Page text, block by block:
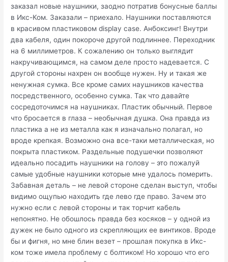
заказал новые наушники, заодно потратив бонусные баллы
в Икс-Ком. Заказали – приехало. Наушники поставляются
в красивом пластиковом display case. Анбоксинг! Внутри
два кабеля, один покороче другой подлиннее. Переходник
на 6 миллиметров. К сожалению он только выглядит
накручивающимся, на самом деле просто надевается. С
другой стороны нахрен он вообще нужен. Ну и такая же
ненужная сумка. Все кроме самих наушников качества
посредственного, особенно сумка. Так что давайте
сосредоточимся на наушниках. Пластик обычный. Первое
что бросается в глаза – необычная душка. Она правда из
пластика а не из металла как я изначально полагал, но
вроде крепкая. Возможно она все-таки металлическая, но
покрыта пластиком. Раздельные подушечки позволяют
идеально посадить наушники на голову – это пожалуй
самые удобные наушники которые мне удалось померить.
Забавная деталь – не левой стороне сделан выступ, чтобы
видимо ощупью находить где лево где право. Зачем это
нужно если с левой стороны и так торчит кабель
непонятно. Не обошлось правда без косяков – у одной из
дужек не было одного из скрепляющих ее винтиков. Вроде
бы и фигня, но мне блин везет – прошлая покупка в Икс-
ком тоже имела проблему с болтиком! Но хорошо что его